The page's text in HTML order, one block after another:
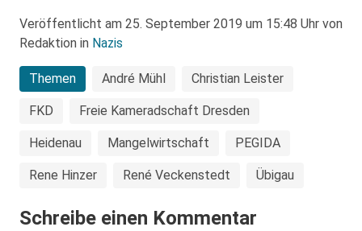
Veröffentlicht am 25. September 2019 um 15:48 Uhr von
Redaktion in Nazis
Themen André Mühl Christian Leister
FKD Freie Kameradschaft Dresden
Heidenau Mangelwirtschaft PEGIDA
Rene Hinzer René Veckenstedt Übigau
Schreibe einen Kommentar